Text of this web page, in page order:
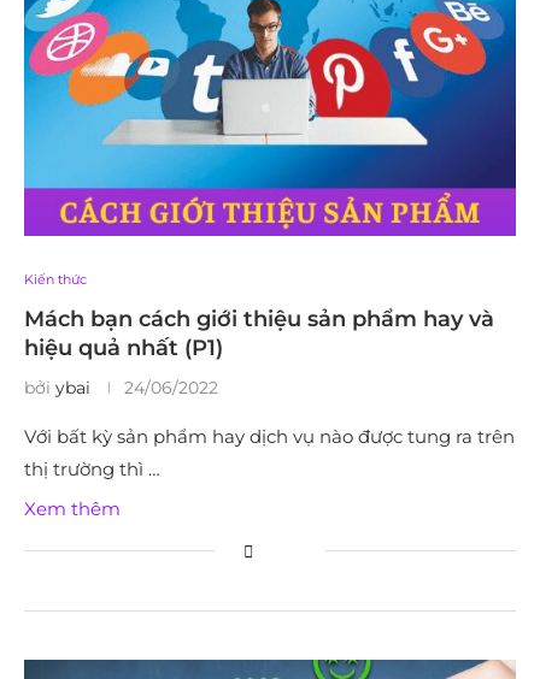
Kiến thức
Mách bạn cách giới thiệu sản phẩm hay và
hiệu quả nhất (P1)
bởi ybai 24/06/2022
Với bất kỳ sản phẩm hay dịch vụ nào được tung ra trên
thị trường thì …
Xem thêm